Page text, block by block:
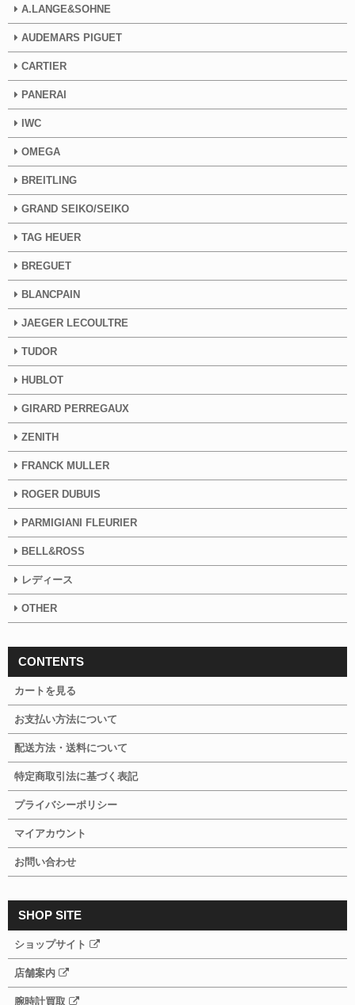
A.LANGE&SOHNE
AUDEMARS PIGUET
CARTIER
PANERAI
IWC
OMEGA
BREITLING
GRAND SEIKO/SEIKO
TAG HEUER
BREGUET
BLANCPAIN
JAEGER LECOULTRE
TUDOR
HUBLOT
GIRARD PERREGAUX
ZENITH
FRANCK MULLER
ROGER DUBUIS
PARMIGIANI FLEURIER
BELL&ROSS
レディース
OTHER
CONTENTS
カートを見る
お支払い方法について
配送方法・送料について
特定商取引法に基づく表記
プライバシーポリシー
マイアカウント
お問い合わせ
SHOP SITE
ショップサイト
店舗案内
腕時計買取